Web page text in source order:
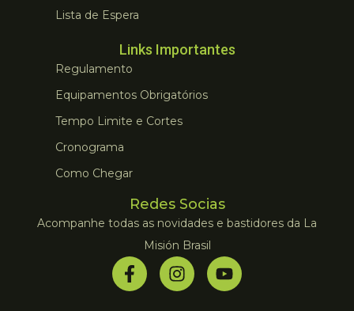
Lista de Espera
Links Importantes
Regulamento
Equipamentos Obrigatórios
Tempo Limite e Cortes
Cronograma
Como Chegar
Redes Socias
Acompanhe todas as novidades e bastidores da La
Misión Brasil